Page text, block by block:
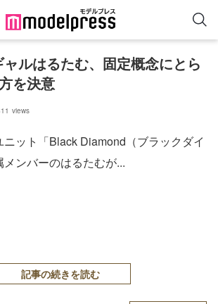
ルはるたむ、固定概念にとら
を決意
views
ット「Black Diamond（ブラックダイ
ンバーのはるたむが...
記事の続きを読む